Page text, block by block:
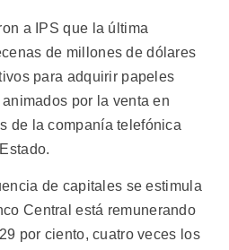
a IPS que la última
de millones de dólares
para adquirir papeles
por la venta en
de la companía telefónica
de capitales se estimula
Central está remunerando
por ciento, cuatro veces los